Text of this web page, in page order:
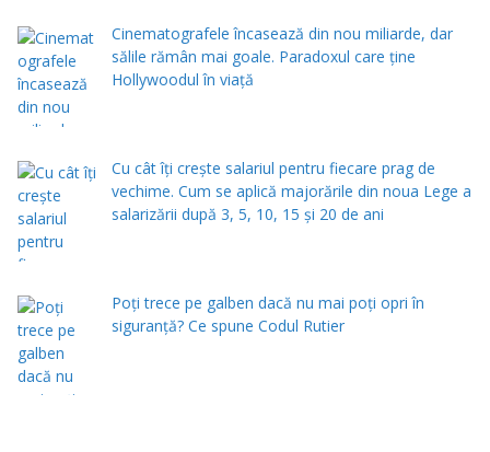
Cinematografele încasează din nou miliarde, dar
sălile rămân mai goale. Paradoxul care ține
Hollywoodul în viață
Cu cât îți crește salariul pentru fiecare prag de
vechime. Cum se aplică majorările din noua Lege a
salarizării după 3, 5, 10, 15 și 20 de ani
Poți trece pe galben dacă nu mai poți opri în
siguranță? Ce spune Codul Rutier